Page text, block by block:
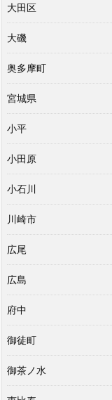
大田区
大磯
奥多摩町
宮城県
小平
小田原
小石川
川崎市
広尾
広島
府中
御徒町
御茶ノ水